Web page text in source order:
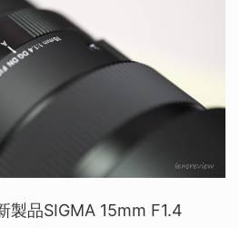
製品SIGMA 15mm F1.4